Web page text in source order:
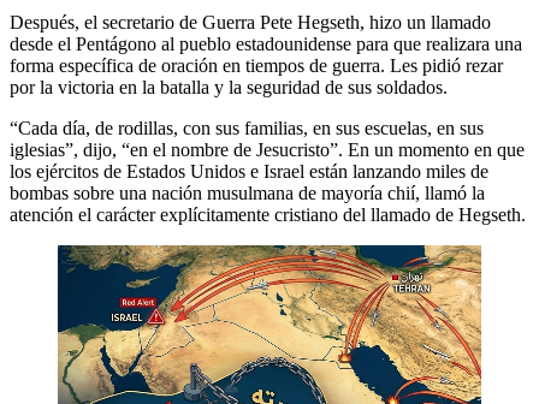
Después, el secretario de Guerra Pete Hegseth, hizo un llamado
desde el Pentágono al pueblo estadounidense para que realizara una
forma específica de oración en tiempos de guerra. Les pidió rezar
por la victoria en la batalla y la seguridad de sus soldados.
“Cada día, de rodillas, con sus familias, en sus escuelas, en sus
iglesias”, dijo, “en el nombre de Jesucristo”. En un momento en que
los ejércitos de Estados Unidos e Israel están lanzando miles de
bombas sobre una nación musulmana de mayoría chií, llamó la
atención el carácter explícitamente cristiano del llamado de Hegseth.